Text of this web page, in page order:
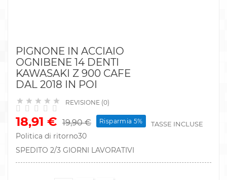
PIGNONE IN ACCIAIO
OGNIBENE 14 DENTI
KAWASAKI Z 900 CAFE
DAL 2018 IN POI
     REVISIONE (0)
18,91 € 19,90 € Risparmia 5% TASSE INCLUSE
Politica di ritorno30
SPEDITO 2/3 GIORNI LAVORATIVI